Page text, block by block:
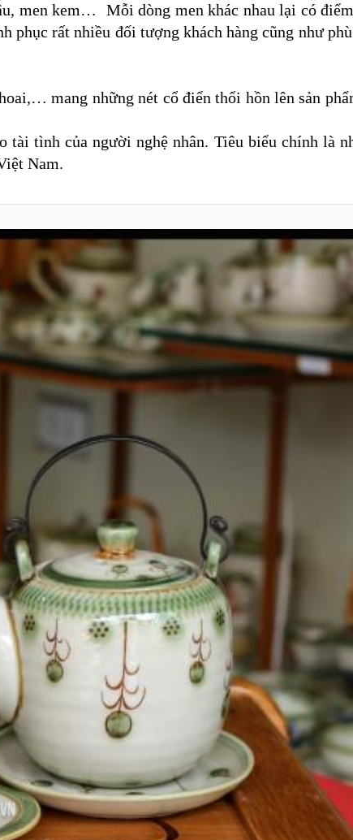
men kem… Mỗi dòng men khác nhau lại có
phục rất nhiều đối tượng khách hàng cũng như
mang những nét cổ điển thổi hồn lên sản
tài tình của người nghệ nhân. Tiêu biểu chính là
Nam.